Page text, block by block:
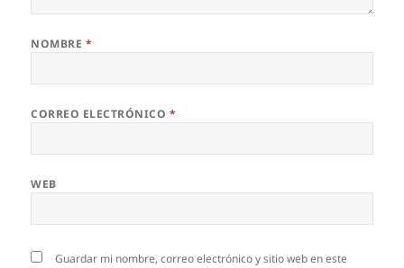
NOMBRE *
CORREO ELECTRÓNICO *
WEB
Guardar mi nombre, correo electrónico y sitio web en este